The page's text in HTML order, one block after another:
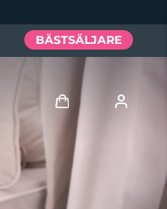
BÄSTSÄLJARE
Användarprofil